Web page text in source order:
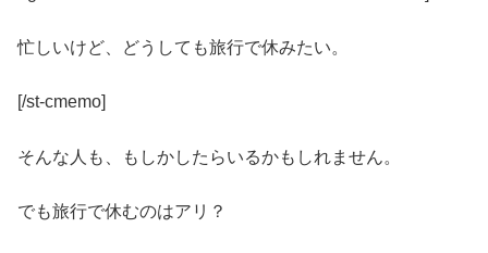
忙しいけど、どうしても旅行で休みたい。
[/st-cmemo]
そんな人も、もしかしたらいるかもしれません。
でも旅行で休むのはアリ？